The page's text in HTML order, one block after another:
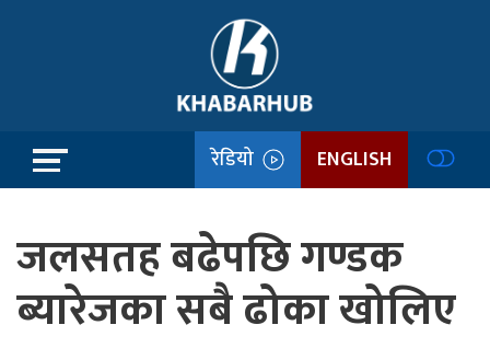
रेडियो ENGLISH
जलसतह बढेपछि गण्डक
ब्यारेजका सबै ढोका खोलिए